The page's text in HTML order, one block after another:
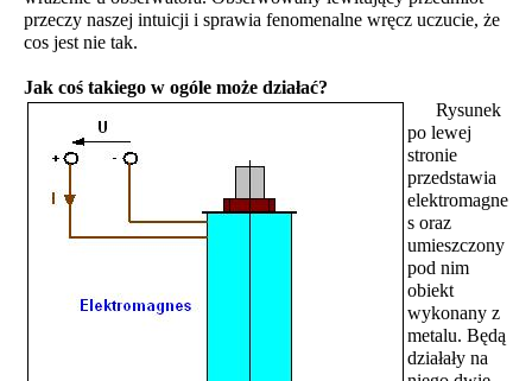
przeczy naszej intuicji i sprawia fenomenalne wręcz uczucie, że
cos jest nie tak.
Jak coś takiego w ogóle może działać?
Rysunek
po lewej
stronie
przedstawia
elektromagne
s oraz
umieszczony
pod nim
obiekt
wykonany z
metalu. Będą
działały na